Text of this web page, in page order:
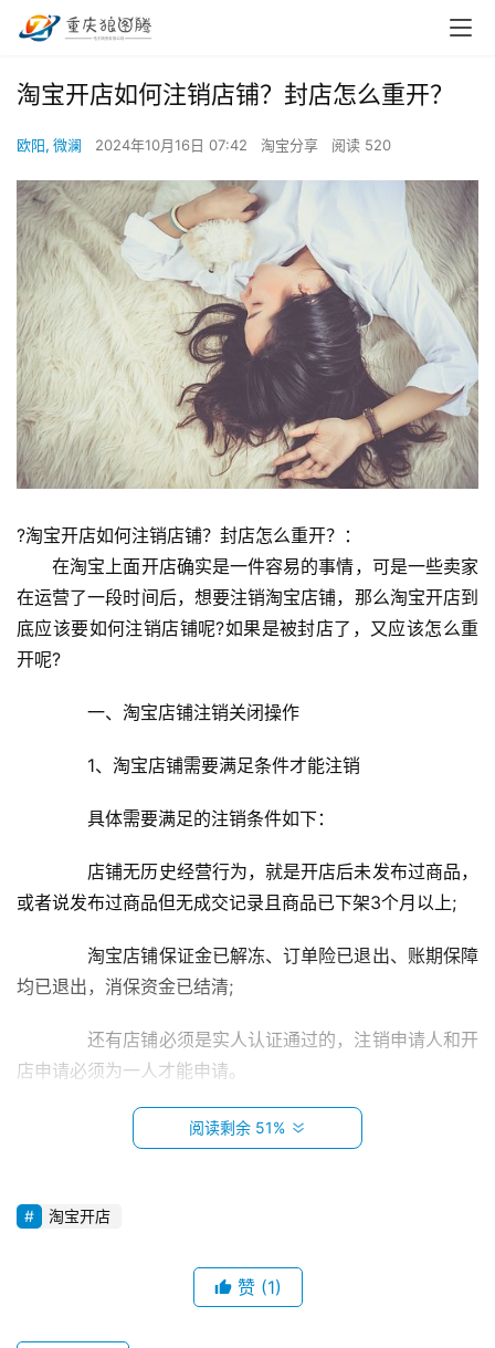
页
淘宝开店如何注销店铺？封店怎么重开？
欧阳, 微澜 2024年10月16日 07:42 淘宝分享 阅读 520
?淘宝开店如何注销店铺？封店怎么重开？：
在淘宝上面开店确实是一件容易的事情，可是一些卖家
在运营了一段时间后，想要注销淘宝店铺，那么淘宝开店到
底应该要如何注销店铺呢?如果是被封店了，又应该怎么重
开呢?
一、淘宝店铺注销关闭操作
1、淘宝店铺需要满足条件才能注销
具体需要满足的注销条件如下：
店铺无历史经营行为，就是开店后未发布过商品，
或者说发布过商品但无成交记录且商品已下架3个月以上;
淘宝店铺保证金已解冻、订单险已退出、账期保障
均已退出，消保资金已结清;
还有店铺必须是实人认证通过的，注销申请人和开
店申请必须为一人才能申请。
2、淘宝店铺注销关闭操作
行注销，一起来看看具体操作：
阅读剩余 51%
淘宝开店
赞 (1)